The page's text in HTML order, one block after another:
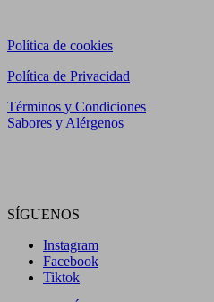
Política de cookies
Política de Privacidad
Términos y Condiciones
Sabores y Alérgenos
SÍGUENOS
Instagram
Facebook
Tiktok